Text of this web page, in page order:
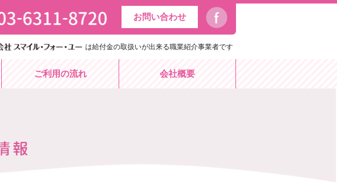
お問い合わせ
は給付金の取扱いが出来る職業紹介事業者です
ご利用の流れ 会社概要